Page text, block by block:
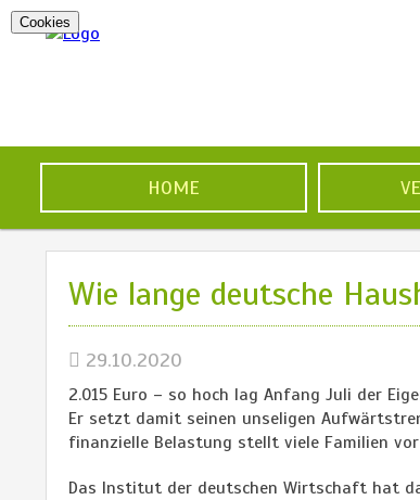
HOME
Wie lange deutsche
29.10.2020
2.015 Euro – so hoch lag Anfang Juli der
Er setzt damit seinen unseligen
finanzielle Belastung stellt viele Familien vor
Das Institut der deutschen Wirtschaft hat
Cookies